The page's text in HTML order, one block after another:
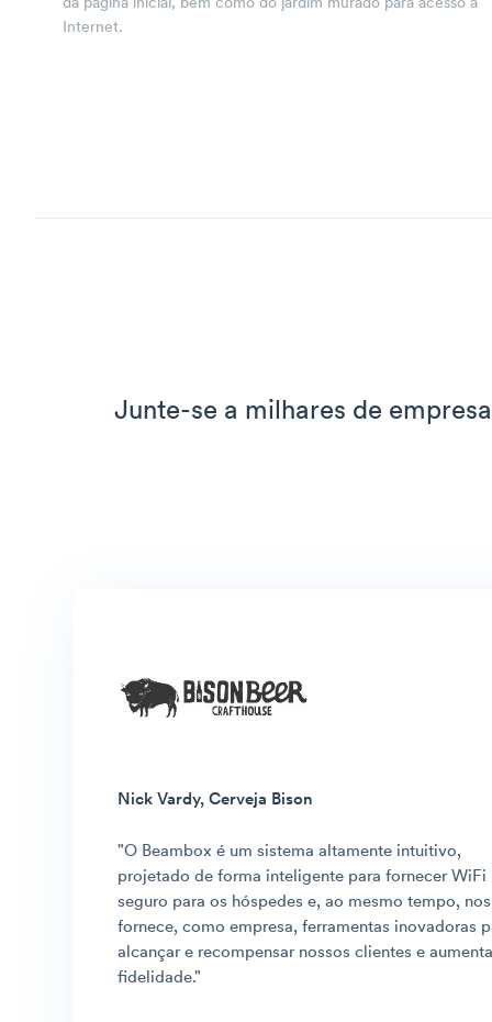
da página inicial, bem como do jardim murado para acesso à
Internet.
Junte-se a milhares de
Nick Vardy, Cerveja Bison
"O Beambox é um sistema altamente intuitivo,
projetado de forma inteligente para fornecer WiFi
seguro para os hóspedes e, ao mesmo tempo, nos
fornece, como empresa, ferramentas inovadoras
alcançar e recompensar nossos clientes e
fidelidade."